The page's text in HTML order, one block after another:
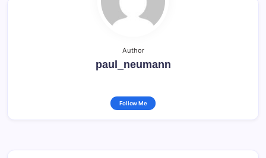
Author
paul_neumann
Follow Me